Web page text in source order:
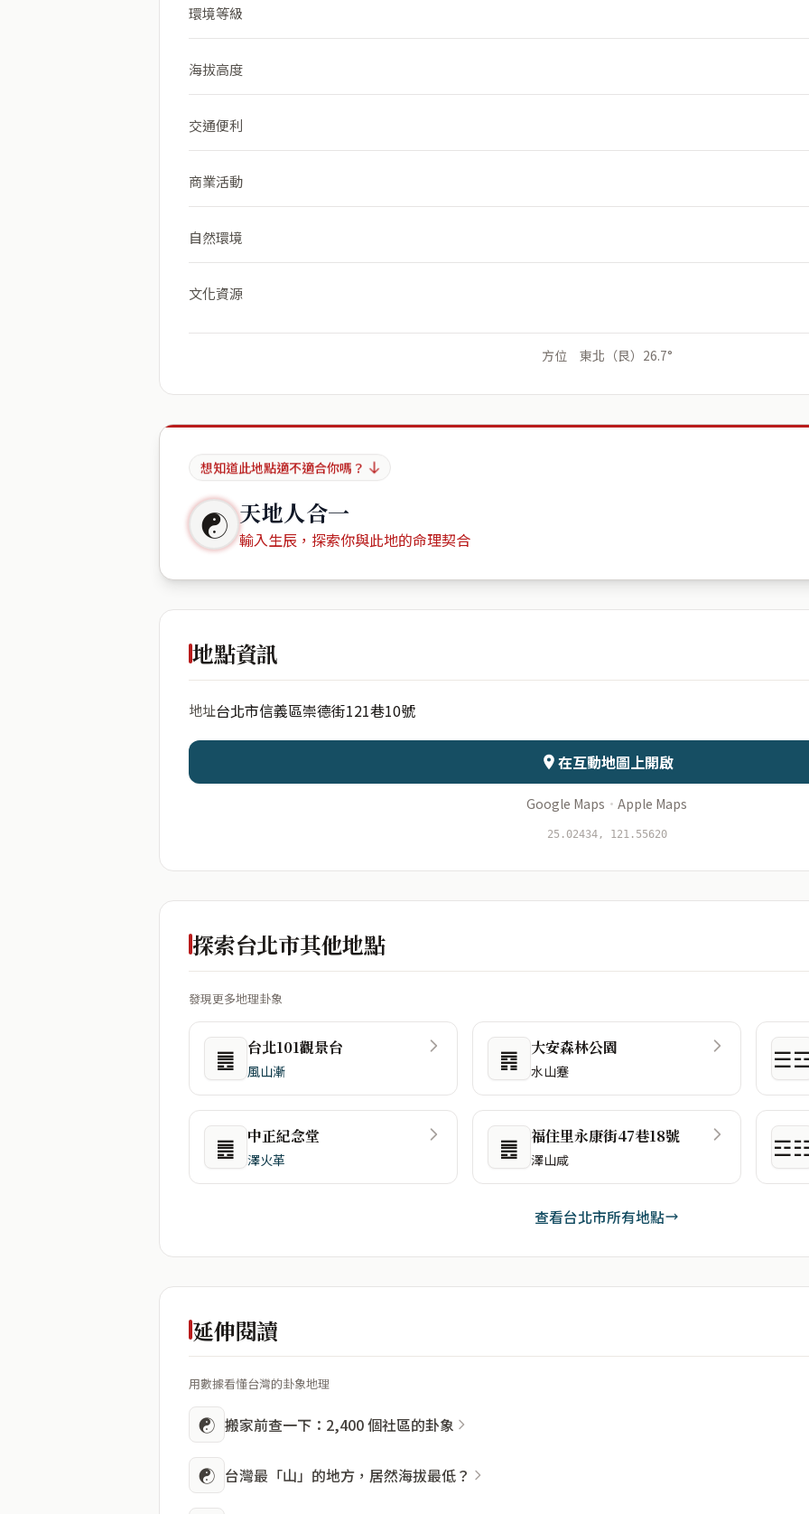
環境等級
海拔高度
交通便利
商業活動
自然環境
文化資源
方位 東北（艮）26.7°
想知道此地點適不適合你嗎？
☯ 天地人合一
輸入生辰，探索你與此地的命理契合
地點資訊
地址台北市信義區崇德街121巷10號
在互動地圖上開啟
Google Maps · Apple Maps
25.02434, 121.55620
探索台北市其他地點
發現更多地理卦象
䷌ 台北101觀景台
風山漸 ䷴ 大安森林公園
水山蹇
䷌ 中正紀念堂
澤火革 ䷌ 福住里永康街47巷18號
澤山咸
查看台北市所有地點
延伸閱讀
用數據看懂台灣的卦象地理
☯ 搬家前查一下：2,400 個社區的卦象
☯ 台灣最「山」的地方，居然海拔最低？